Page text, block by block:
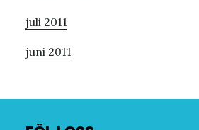
juli 2011
juni 2011